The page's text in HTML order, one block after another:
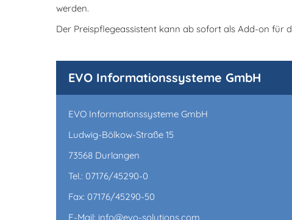
werden.
Der Preispflegeassistent kann ab sofort als Add-on für
EVO Informationssysteme GmbH
EVO Informationssysteme GmbH
Ludwig-Bölkow-Straße 15
73568 Durlangen
Tel.: 07176/45290-0
Fax: 07176/45290-50
E-Mail: info@evo-solutions.com